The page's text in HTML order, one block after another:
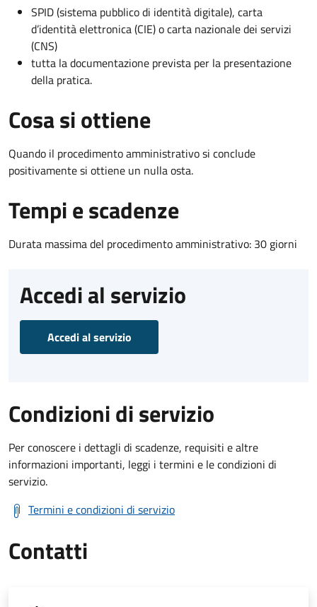
SPID (sistema pubblico di identità digitale), carta
d’identità elettronica (CIE) o carta nazionale dei servizi
(CNS)
tutta la documentazione prevista per la presentazione
della pratica.
Cosa si ottiene
Quando il procedimento amministrativo si conclude
positivamente si ottiene un nulla osta.
Tempi e scadenze
Durata massima del procedimento amministrativo: 30 giorni
Accedi al servizio
Accedi al servizio
Condizioni di servizio
Per conoscere i dettagli di scadenze, requisiti e altre
informazioni importanti, leggi i termini e le condizioni di
servizio.
Termini e condizioni di servizio
Contatti